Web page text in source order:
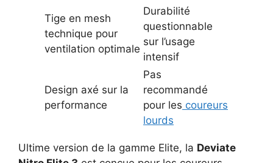
Tige en mesh
technique pour
ventilation optimale
Durabilité
questionnable
sur l’usage
intensif
Design axé sur la
performance
Pas
recommandé
pour les coureurs
lourds
Ultime version de la gamme Elite, la Deviate